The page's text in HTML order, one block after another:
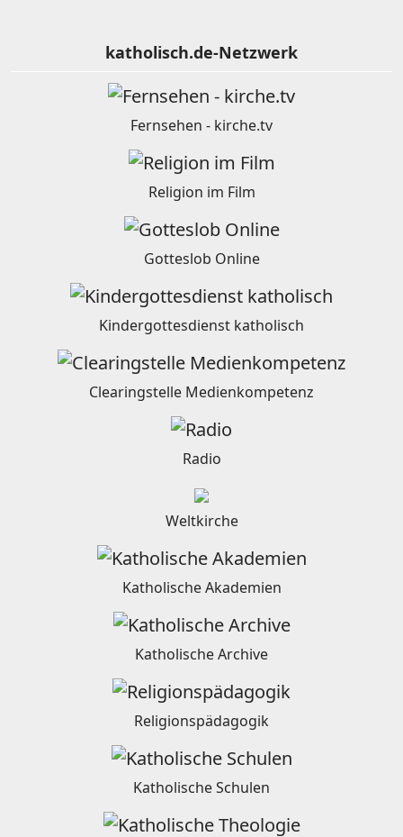
katholisch.de-Netzwerk
Fernsehen - kirche.tv
Religion im Film
Gotteslob Online
Kindergottesdienst katholisch
Clearingstelle Medienkompetenz
Radio
Weltkirche
Katholische Akademien
Katholische Archive
Religionspädagogik
Katholische Schulen